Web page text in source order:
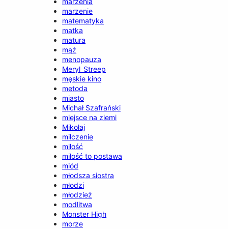
marzenie
matematyka
matka
matura
mąż
menopauza
Meryl_Streep
męskie kino
metoda
miasto
Michał Szafrański
miejsce na ziemi
Mikołaj
milczenie
miłość
miłość to postawa
miód
młodsza siostra
młodzi
młodzież
modlitwa
Monster High
morze